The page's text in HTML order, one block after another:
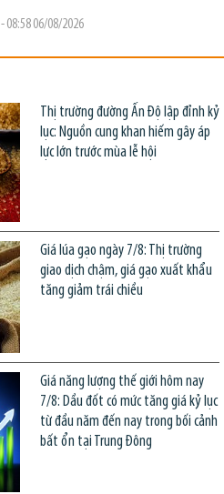
- 08:58 06/08/2026
Thị trường đường Ấn Độ lập đỉnh kỷ
lục: Nguồn cung khan hiếm gây áp
lực lớn trước mùa lễ hội
Giá lúa gạo ngày 7/8: Thị trường
giao dịch chậm, giá gạo xuất khẩu
tăng giảm trái chiều
Giá năng lượng thế giới hôm nay
7/8: Dầu đốt có mức tăng giá kỷ lục
từ đầu năm đến nay trong bối cảnh
bất ổn tại Trung Đông